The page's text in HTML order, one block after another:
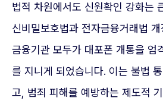
법적 차원에서도 신원확인 강화는
신비밀보호법과 전자금융거래법
금융기관 모두가 대포폰 개통을 엄
를 지니게 되었습니다. 이는 불법
고, 범죄 피해를 예방하는 제도적